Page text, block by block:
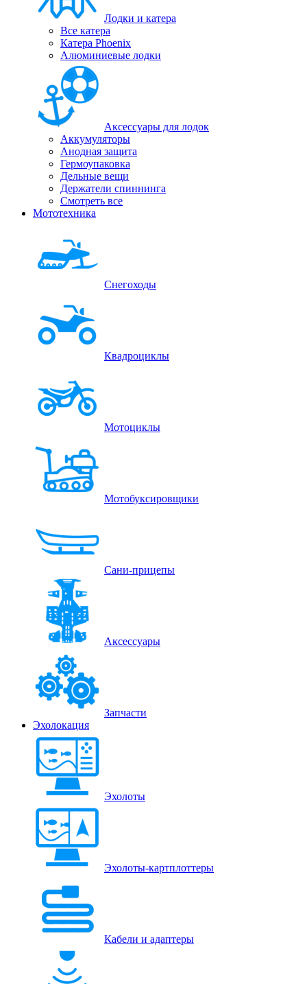
Лодки и катера
Все катера
Катера Phoenix
Алюминиевые лодки
Аксессуары для лодок
Аккумуляторы
Анодная защита
Гермоупаковка
Дельные вещи
Держатели спиннинга
Смотреть все
Мототехника
Снегоходы
Квадроциклы
Мотоциклы
Мотобуксировщики
Сани-прицепы
Аксессуары
Запчасти
Эхолокация
Эхолоты
Эхолоты-картплоттеры
Кабели и адаптеры